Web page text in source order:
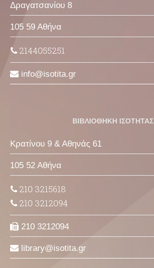
Δραγατσανίου 8
105 59 Αθήνα
2144055251
info isotita gr
ΒΙΒΛΙΟΘΗΚΗ ΙΣΟΤΗΤΑΣ
Κρατίνου 9 & Αθηνάς 61
105 52 Αθήνα
210 3215618
210 3212094
210 3212094
library isotita gr